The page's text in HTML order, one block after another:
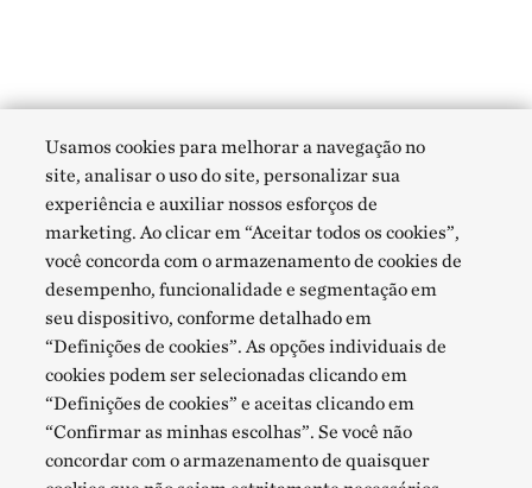
Usamos cookies para melhorar a navegação no
site, analisar o uso do site, personalizar sua
experiência e auxiliar nossos esforços de
marketing. Ao clicar em “Aceitar todos os cookies”,
você concorda com o armazenamento de cookies de
desempenho, funcionalidade e segmentação em
seu dispositivo, conforme detalhado em
“Definições de cookies”. As opções individuais de
cookies podem ser selecionadas clicando em
“Definições de cookies” e aceitas clicando em
“Confirmar as minhas escolhas”. Se você não
concordar com o armazenamento de quaisquer